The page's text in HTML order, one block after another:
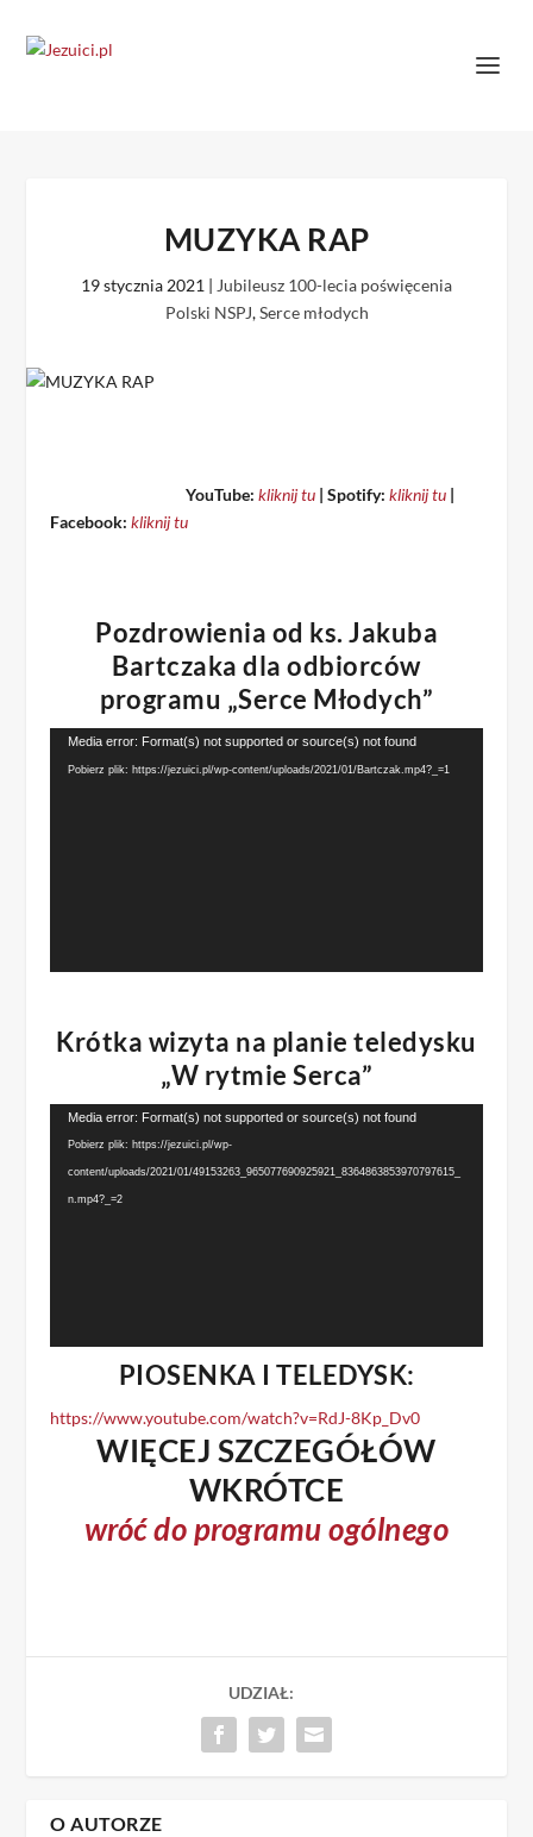
MUZYKA RAP
19 stycznia 2021 | Jubileusz 100-lecia poświęcenia
Polski NSPJ,Serce młodych
YouTube: kliknij tu | Spotify: kliknij tu |
Facebook: kliknij tu
Pozdrowienia od ks. Jakuba
Bartczaka dla odbiorców
programu „Serce Młodych”
Odtwarzacz
video
Media error: Format(s) not supported or source(s) not found
Pobierz plik: https://jezuici.pl/wp-content/uploads/2021/01/Bartczak.mp4?_=1
Krótka wizyta na planie teledysku
„W rytmie Serca”
Odtwarzacz
video
Media error: Format(s) not supported or source(s) not found
Pobierz plik: https://jezuici.pl/wp-
content/uploads/2021/01/49153263_965077690925921_8364863853970797615_
n.mp4?_=2
PIOSENKA I TELEDYSK:
https://www.youtube.com/watch?v=RdJ-8Kp_Dv0
WIĘCEJ SZCZEGÓŁÓW
WKRÓTCE
wróć do programu ogólnego
UDZIAŁ:
O AUTORZE